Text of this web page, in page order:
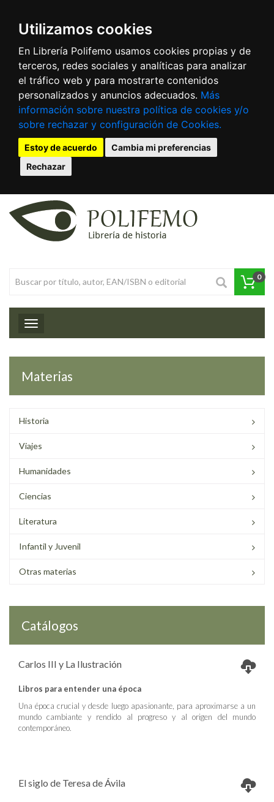
Utilizamos cookies
En Librería Polifemo usamos cookies propias y de
terceros, redes sociales y analíticas para analizar
el tráfico web y para mostrarte contenidos
personalizados y anuncios adecuados. Más
información sobre nuestra política de cookies y/o
sobre rechazar y configuración de Cookies.
Estoy de acuerdo
Cambia mi preferencias
Rechazar
0
Toggle navigation
Materias
Historia
Viajes
Humanidades
Ciencias
Literatura
Infantil y Juvenil
Otras materias
Catálogos
Carlos III y La Ilustración
Libros para entender una época
Una época crucial y desde luego apasionante, para aproximarse a un
mundo cambiante y rendido al progreso y al origen del mundo
contemporáneo.
El siglo de Teresa de Ávila